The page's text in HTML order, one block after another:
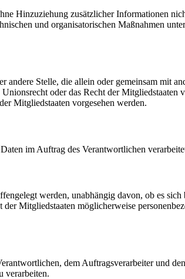
Hinzuziehung zusätzlicher Informationen
und organisatorischen Maßnahmen
Stelle, die allein oder gemeinsam mit
oder das Recht der Mitgliedstaaten
Mitgliedstaaten vorgesehen werden.
im Auftrag des Verantwortlichen
werden, unabhängig davon, ob es
Mitgliedstaaten möglicherweise
dem Auftragsverarbeiter und
verarbeiten.